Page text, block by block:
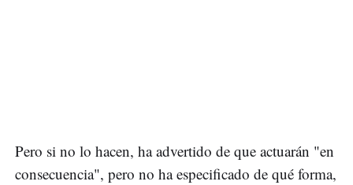
Pero si no lo hacen, ha advertido de que actuarán "en
consecuencia", pero no ha especificado de qué forma,